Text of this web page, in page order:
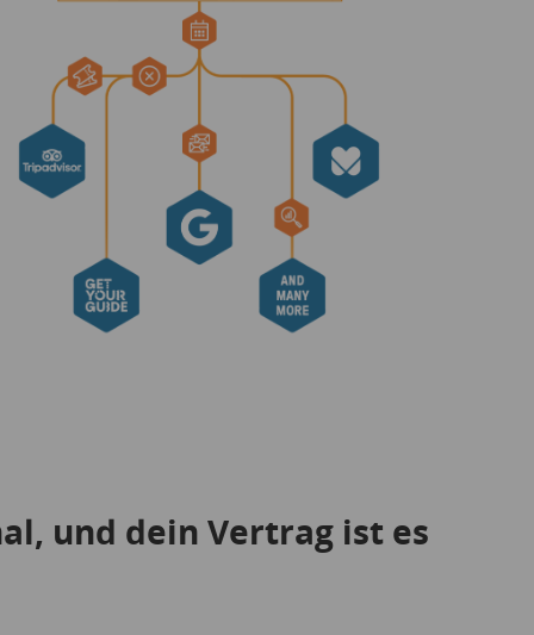
und dein Vertrag ist es